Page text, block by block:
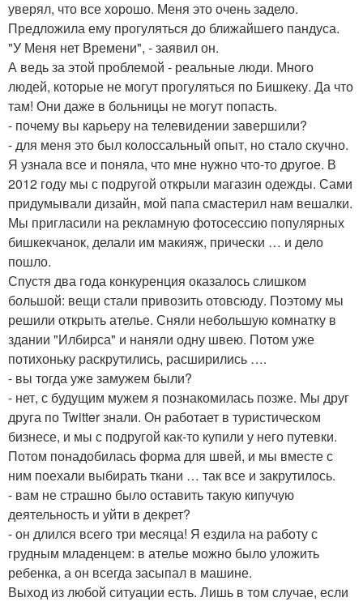
уверял, что все хорошо. Меня это очень задело.
Предложила ему прогуляться до ближайшего пандуса.
"У Меня нет Времени", - заявил он.
А ведь за этой проблемой - реальные люди. Много
людей, которые не могут прогуляться по Бишкеку. Да что
там! Они даже в больницы не могут попасть.
- почему вы карьеру на телевидении завершили?
- для меня это был колоссальный опыт, но стало скучно.
Я узнала все и поняла, что мне нужно что-то другое. В
2012 году мы с подругой открыли магазин одежды. Сами
придумывали дизайн, мой папа смастерил нам вешалки.
Мы пригласили на рекламную фотосессию популярных
бишкекчанок, делали им макияж, прически … и дело
пошло.
Спустя два года конкуренция оказалось слишком
большой: вещи стали привозить отовсюду. Поэтому мы
решили открыть ателье. Сняли небольшую комнатку в
здании "Илбирса" и наняли одну швею. Потом уже
потихоньку раскрутились, расширились ….
- вы тогда уже замужем были?
- нет, с будущим мужем я познакомилась позже. Мы друг
друга по Twitter знали. Он работает в туристическом
бизнесе, и мы с подругой как-то купили у него путевки.
Потом понадобилась форма для швей, и мы вместе с
ним поехали выбирать ткани … так все и закрутилось.
- вам не страшно было оставить такую кипучую
деятельность и уйти в декрет?
- он длился всего три месяца! Я ездила на работу с
грудным младенцем: в ателье можно было уложить
ребенка, а он всегда засыпал в машине.
Выход из любой ситуации есть. Лишь в том случае, если